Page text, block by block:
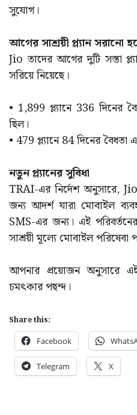
সুযোগ।
আগের সাশ্রয়ী প্ল্যান সরানো
Jio তাদের আগের দুটি সস্তা
সরিয়ে নিয়েছে।
• 1,899 প্ল্যানে 336 দিনের
ছিল।
• 479 প্ল্যানে 84 দিনের
নতুন প্ল্যানের সুবিধা
TRAI-এর নির্দেশ অনুসারে,
জন্য আদর্শ যারা মোবাইল
SMS-এর জন্য। এই
সাশ্রয়ী মূল্যে মোবাইল পরিষেবা
আপনার প্রয়োজন অনুসারে
চমৎকার পছন্দ।
Share this:
Facebook
Telegram X